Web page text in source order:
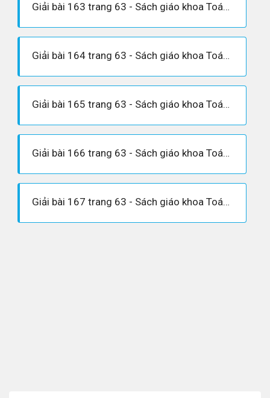
Giải bài 163 trang 63 - Sách giáo khoa Toán 6 tập 1
Giải bài 164 trang 63 - Sách giáo khoa Toán 6 tập 1
Giải bài 165 trang 63 - Sách giáo khoa Toán 6 tập 1
Giải bài 166 trang 63 - Sách giáo khoa Toán 6 tập 1
Giải bài 167 trang 63 - Sách giáo khoa Toán 6 tập 1